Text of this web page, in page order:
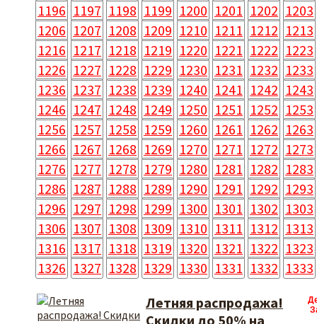
1196 1197 1198 1199 1200 1201 1202 1203
1206 1207 1208 1209 1210 1211 1212 1213
1216 1217 1218 1219 1220 1221 1222 1223
1226 1227 1228 1229 1230 1231 1232 1233
1236 1237 1238 1239 1240 1241 1242 1243
1246 1247 1248 1249 1250 1251 1252 1253
1256 1257 1258 1259 1260 1261 1262 1263
1266 1267 1268 1269 1270 1271 1272 1273
1276 1277 1278 1279 1280 1281 1282 1283
1286 1287 1288 1289 1290 1291 1292 1293
1296 1297 1298 1299 1300 1301 1302 1303
1306 1307 1308 1309 1310 1311 1312 1313
1316 1317 1318 1319 1320 1321 1322 1323
1326 1327 1328 1329 1330 1331 1332 1333
Летняя распродажа!
Скидки до 50% на